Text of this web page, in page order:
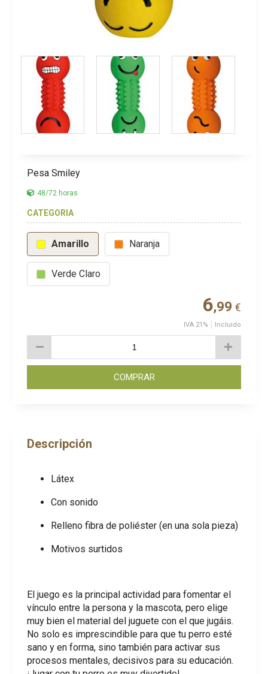
Pesa Smiley
48/72 horas
CATEGORIA
Amarillo Naranja
Verde Claro
6,99 €
IVA 21% Incluido
COMPRAR
Descripción
Látex
Con sonido
Relleno fibra de poliéster (en una sola pieza)
Motivos surtidos
El juego es la principal actividad para fomentar el
vínculo entre la persona y la mascota, pero elige
muy bien el material del juguete con el que jugáis.
No solo es imprescindible para que tu perro esté
sano y en forma, sino también para activar sus
procesos mentales, decisivos para su educación.